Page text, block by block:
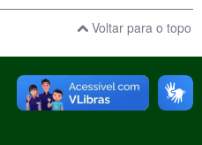
Voltar para o topo